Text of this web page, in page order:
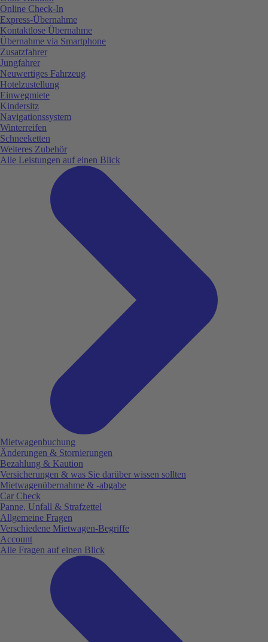
Online Check-In
Express-Übernahme
Kontaktlose Übernahme
Übernahme via Smartphone
Zusatzfahrer
Jungfahrer
Neuwertiges Fahrzeug
Hotelzustellung
Einwegmiete
Kindersitz
Navigationssystem
Winterreifen
Schneeketten
Weiteres Zubehör
Alle Leistungen auf einen Blick
Mietwagenbuchung
Änderungen & Stornierungen
Bezahlung & Kaution
Versicherungen & was Sie darüber wissen sollten
Mietwagenübernahme & -abgabe
Car Check
Panne, Unfall & Strafzettel
Allgemeine Fragen
Verschiedene Mietwagen-Begriffe
Account
Alle Fragen auf einen Blick